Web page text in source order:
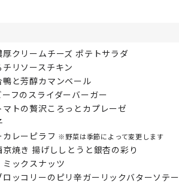
クリームチーズ ポテトサラダ
リソースチキン
鴨と芳醇カマンベール
フのスライダーバーガー
トの贅沢ころっとカプレーゼ
レーピラフ ※野菜は季節によって変更します
焼き 揚げししとうと銀杏の彩り
ックスナッツ
ッコリーのピリ辛ガーリックバターソテー